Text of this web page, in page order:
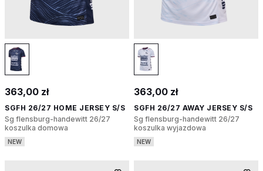
363,00 zł
SGFH 26/27 HOME JERSEY S/S
Sg flensburg-handewitt 26/27
koszulka domowa
NEW
363,00 zł
SGFH 26/27 AWAY JERSEY S/S
Sg flensburg-handewitt 26/27
koszulka wyjazdowa
NEW